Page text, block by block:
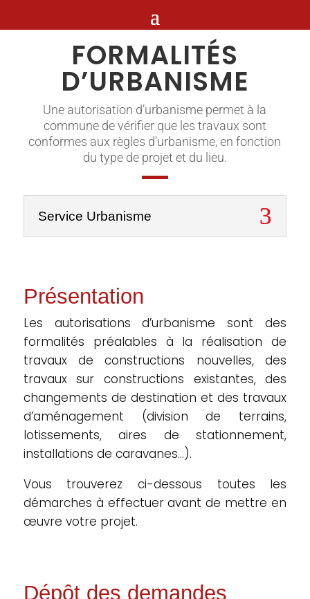
FORMALITÉS
D’URBANISME
Une autorisation d’urbanisme permet à la
commune de vérifier que les travaux sont
conformes aux règles d’urbanisme, en fonction
du type de projet et du lieu.
Service Urbanisme
Présentation
Les autorisations d’urbanisme sont des
formalités préalables à la réalisation de
travaux de constructions nouvelles, des
travaux sur constructions existantes, des
changements de destination et des travaux
d’aménagement (division de terrains,
lotissements, aires de stationnement,
installations de caravanes…).
Vous trouverez ci-dessous toutes les
démarches à effectuer avant de mettre en
œuvre votre projet.
Dépôt des demandes